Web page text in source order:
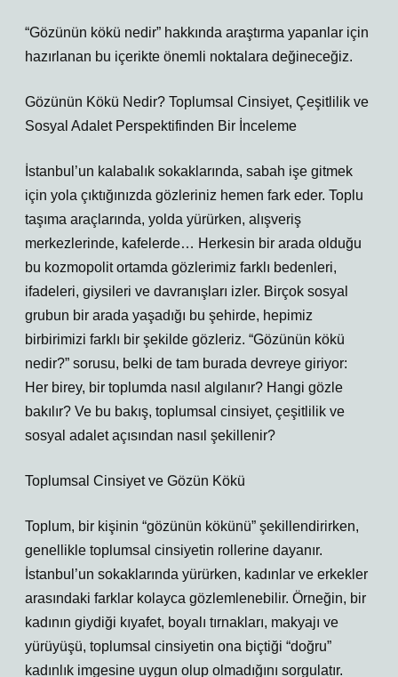
“Gözünün kökü nedir” hakkında araştırma yapanlar için
hazırlanan bu içerikte önemli noktalara değineceğiz.
Gözünün Kökü Nedir? Toplumsal Cinsiyet, Çeşitlilik ve
Sosyal Adalet Perspektifinden Bir İnceleme
İstanbul’un kalabalık sokaklarında, sabah işe gitmek
için yola çıktığınızda gözleriniz hemen fark eder. Toplu
taşıma araçlarında, yolda yürürken, alışveriş
merkezlerinde, kafelerde… Herkesin bir arada olduğu
bu kozmopolit ortamda gözlerimiz farklı bedenleri,
ifadeleri, giysileri ve davranışları izler. Birçok sosyal
grubun bir arada yaşadığı bu şehirde, hepimiz
birbirimizi farklı bir şekilde gözleriz. “Gözünün kökü
nedir?” sorusu, belki de tam burada devreye giriyor:
Her birey, bir toplumda nasıl algılanır? Hangi gözle
bakılır? Ve bu bakış, toplumsal cinsiyet, çeşitlilik ve
sosyal adalet açısından nasıl şekillenir?
Toplumsal Cinsiyet ve Gözün Kökü
Toplum, bir kişinin “gözünün kökünü” şekillendirirken,
genellikle toplumsal cinsiyetin rollerine dayanır.
İstanbul’un sokaklarında yürürken, kadınlar ve erkekler
arasındaki farklar kolayca gözlemlenebilir. Örneğin, bir
kadının giydiği kıyafet, boyalı tırnakları, makyajı ve
yürüyüşü, toplumsal cinsiyetin ona biçtiği “doğru”
kadınlık imgesine uygun olup olmadığını sorgulatır.